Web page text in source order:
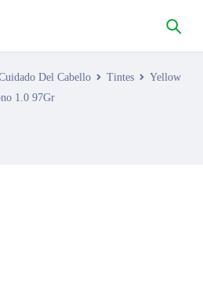
Del Cabello Tintes
Yellow
1.0 97Gr